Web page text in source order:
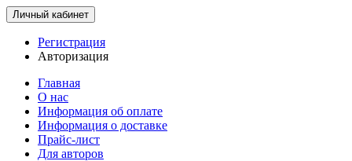
Личный кабинет
Регистрация
Авторизация
Главная
О нас
Информация об оплате
Информация о доставке
Прайс-лист
Для авторов